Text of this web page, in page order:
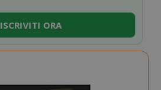
ISCRIVITI ORA